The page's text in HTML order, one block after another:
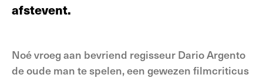
afstevent.
Noé vroeg aan bevriend regisseur Dario Argento
de oude man te spelen, een gewezen filmcriticus